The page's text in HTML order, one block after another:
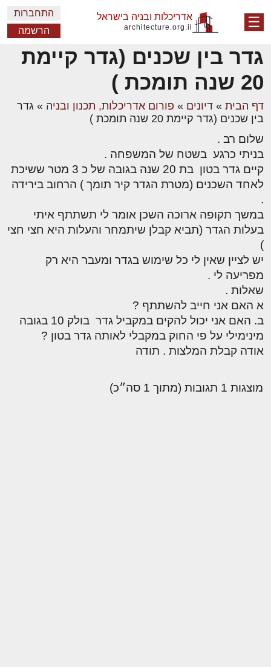
☰ אדריכלות ובניה בישראל
architecture.org.il
התחברות
הרשמה
גדר בין שכנים (גדר קיימת
20 שנה תומכת )
דף הבית » דיונים » פורום אדריכלות, תכנון ובניה » גדר
בין שכנים (גדר קיימת 20 שנה תומכת )
שלום רב .
בניתי כרגע בשטח של המשפחה .
קיים גדר בטון בת 20 שנה בגובה של כ 3 מטר ששיכת
לאחד השכנים (מטרת הגדר קיר תומך ) הרחוב בירידה
.
במשך תקופה ארוכה השכן אומר לי תשתתף איתי
בעלות הגדר (תביא קבלן שיתמחר והעלות היא חצי חצי
)
יש לציין שאין לי כל שימוש בגדר ומעבר היא רק
מפריעה לי .
שאלות .
א האם אני חייב להשתתף ?
ב. האם אני יכול להקים במקביל גדר בולק 10 בגובה
מינימילי על פי החוק במקבלי לאותה גדר בטון ?
אודה קבלת המלצות . תודה
מוצגות 1 תגובות (מתוך 1 סה״כ)